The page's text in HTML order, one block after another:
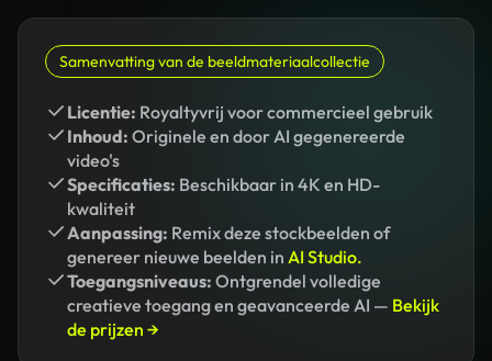
Samenvatting van de beeldmateriaalcollectie
Licentie: Royaltyvrij voor commercieel gebruik
Inhoud: Originele en door AI gegenereerde
video's
Specificaties: Beschikbaar in 4K en HD-
kwaliteit
Aanpassing: Remix deze stockbeelden of
genereer nieuwe beelden in AI Studio.
Toegangsniveaus: Ontgrendel volledige
creatieve toegang en geavanceerde AI — Bekijk
de prijzen →